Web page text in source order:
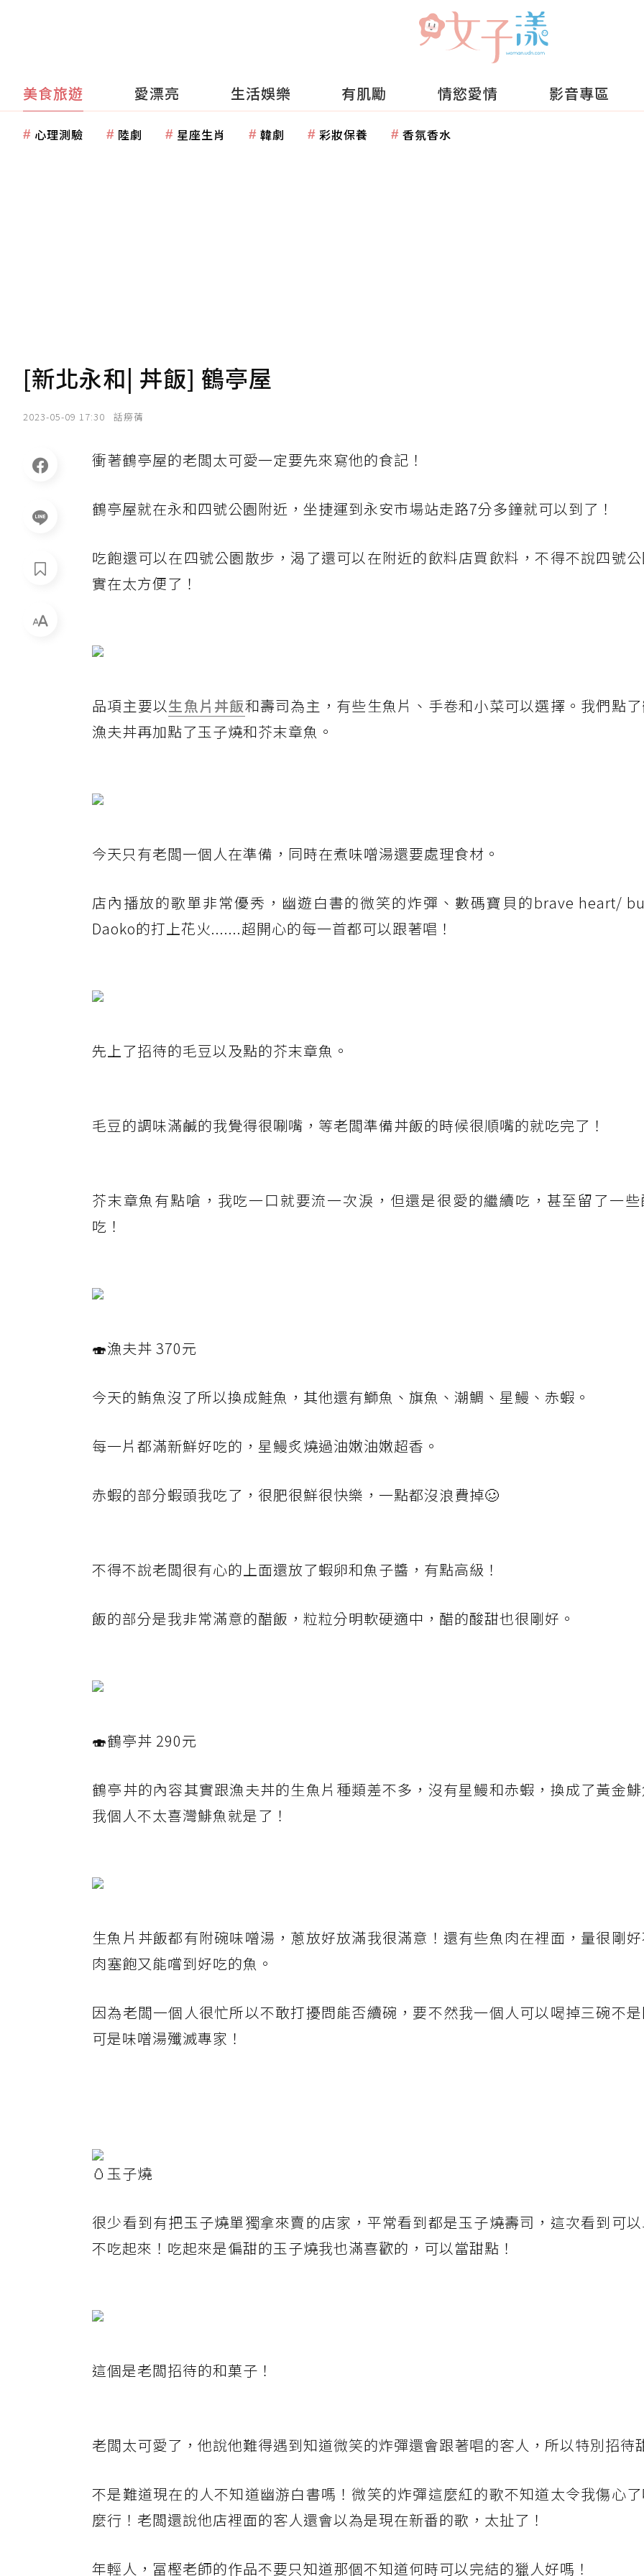
美食旅遊 愛漂亮 生活娛樂 有肌勵 情慾愛情 影音專區
心理測驗 陸劇 星座生肖 韓劇 彩妝保養 香氛香水
[新北永和| 丼飯] 鶴亭屋
2023-05-09 17:30 話癆蒨
衝著鶴亭屋的老闆太可愛一定要先來寫他的食記！
鶴亭屋就在永和四號公園附近，坐捷運到永安市場站走路7分多鐘就可以到了！
吃飽還可以在四號公園散步，渴了還可以在附近的飲料店買飲料，不得不說四號
實在太方便了！
品項主要以生魚片 丼飯和壽司為主，有些生魚片、手卷和小菜可以選擇。我們點
漁夫丼再加點了玉子燒和芥末章魚。
今天只有老闆一個人在準備，同時在煮味噌湯還要處理食材。
店內播放的歌單非常優秀，幽遊白書的微笑的炸彈、數碼寶貝的brave heart/
Daoko的打上花火.......超開心的每一首都可以跟著唱！
先上了招待的毛豆以及點的芥末章魚。
毛豆的調味滿鹹的我覺得很唰嘴，等老闆準備丼飯的時候很順嘴的就吃完了！
芥末章魚有點嗆，我吃一口就要流一次淚，但還是很愛的繼續吃，甚至留了一
吃！
🍣漁夫丼 370元
今天的鮪魚沒了所以換成鮭魚，其他還有鰤魚、旗魚、潮鯛、星鰻、赤蝦。
每一片都滿新鮮好吃的，星鰻炙燒過油嫩油嫩超香。
赤蝦的部分蝦頭我吃了，很肥很鮮很快樂，一點都沒浪費掉🥴
不得不說老闆很有心的上面還放了蝦卵和魚子醬，有點高級！
飯的部分是我非常滿意的醋飯，粒粒分明軟硬適中，醋的酸甜也很剛好。
🍣鶴亭丼 290元
鶴亭丼的內容其實跟漁夫丼的生魚片種類差不多，沒有星鰻和赤蝦，換成了黃金
我個人不太喜灣鯡魚就是了！
生魚片丼飯都有附碗味噌湯，蔥放好放滿我很滿意！還有些魚肉在裡面，量很剛
肉塞飽又能嚐到好吃的魚。
因為老闆一個人很忙所以不敢打擾問能否續碗，要不然我一個人可以喝掉三碗不
可是味噌湯殲滅專家！
🥚玉子燒
很少看到有把玉子燒單獨拿來賣的店家，平常看到都是玉子燒壽司，這次看到可
不吃起來！吃起來是偏甜的玉子燒我也滿喜歡的，可以當甜點！
這個是老闆招待的和菓子！
老闆太可愛了，他說他難得遇到知道微笑的炸彈還會跟著唱的客人，所以特別招待
不是難道現在的人不知道幽游白書嗎！微笑的炸彈這麼紅的歌不知道太令我傷心
麼行！老闆還說他店裡面的客人還會以為是現在新番的歌，太扯了！
年輕人，冨樫老師的作品不要只知道那個不知道何時可以完結的獵人好嗎！